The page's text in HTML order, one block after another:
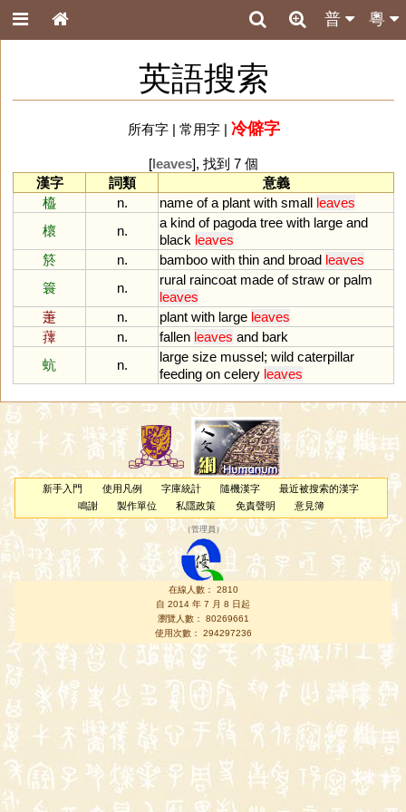
粵
普
英語搜索
所有字| 常用字| 冷僻字
[leaves], 找到 7 個
漢字
詞類
意義
橀
n. name of a plant with small leaves
櫰
n.
a kind of pagoda tree with large and
black leaves
箊
n. bamboo with thin and broad leaves
簑
n.
rural raincoat made of straw or palm
leaves
萐
n. plant with large leaves
蘀
n. fallen leaves and bark
蚢
n.
large size mussel; wild caterpillar
feeding on celery leaves
新手入門 使用凡例 字庫統計 隨機漢字
最近被搜索的漢字
鳴謝
製作單位 私隱政策 免責聲明 意見簿
（管理員 ）
在線人數： 2810
自 2014 年 7 月 8 日起
瀏覽人數： 80269661
使用次數： 294297236